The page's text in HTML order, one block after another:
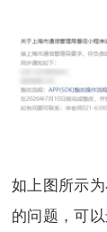
如上图所示
的问题，可